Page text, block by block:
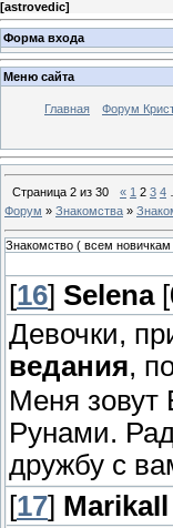
[astrovedic]
Форма входа
Меню сайта
Главная Форум
Страница 2 из 30 « 1 2 3 4
Форум » Знакомства »
Знакомство ( всем
[16] Selena
Девочки,
ведания,
Меня зовут
Рунами.
дружбу с
[17] MarikaIl